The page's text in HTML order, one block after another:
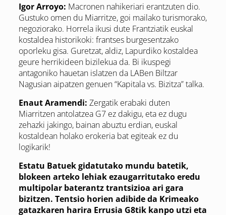
Igor Arroyo: Macronen nahikeriari erantzuten dio.
Gustuko omen du Miarritze, goi mailako turismorako,
negoziorako. Horrela ikusi dute Frantziatik euskal
kostaldea historikoki: frantses burgesentzako
oporleku gisa. Guretzat, aldiz, Lapurdiko kostaldea
geure herrikideen bizilekua da. Bi ikuspegi
antagoniko hauetan islatzen da LABen Biltzar
Nagusian aipatzen genuen “Kapitala vs. Bizitza” talka.
Enaut Aramendi: Zergatik erabaki duten
Miarritzen antolatzea G7 ez dakigu, eta ez dugu
zehazki jakingo, bainan abuztu erdian, euskal
kostaldean holako erokeria bat egiteak ez du
logikarik!
Estatu Batuek gidatutako mundu batetik,
blokeen arteko lehiak ezaugarritutako eredu
multipolar baterantz trantsizioa ari gara
bizitzen. Tentsio horien adibide da Krimeako
gatazkaren harira Errusia G8tik kanpo utzi eta